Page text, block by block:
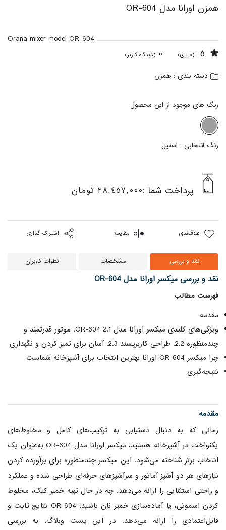
همزن اورانا مدل OR-604
Orana mixer model OR-604
(0 رای) 0 (دیدگاه کاربر)
دسته بندی : همزن
رنگ های موجود از این محصول
رنگ انتخابی : استیل
پرداخت شما :28,457,000 تومان
علاقمندی مقایسه اشتراک گذاری
نقد و بررسی مشخصات نظرات کاربران
نقد و بررسی میکسر اورانا مدل OR-604
فهرست مطالب
مقدمه
ویژگی‌های کلیدی میکسر اورانا مدل OR-604 2.1. موتور قدرتمند و
چندمنظوره 2.2. طراحی کاربرپسند 2.3. آسان برای تمیز کردن و نگهداری
چرا میکسر OR-604 اورانا بهترین انتخاب برای آشپزخانه شماست
نتیجه‌گیری
مقدمه
زمانی که به دنبال دستیابی به ترکیب‌های کامل و مخلوط‌های
یکنواخت در آشپزخانه هستید، میکسر اورانا مدل OR-604 به‌عنوان یک
انتخاب برتر شناخته می‌شود. این میکسر چندمنظوره برای برآورده کردن
نیازهای هر دو آشپز آماتور و سرآشپزهای حرفه‌ای طراحی شده و عملکرد
و راحتی استثنایی را ارائه می‌دهد. چه در حال تهیه خمیر کیک، مخلوط
کردن اسموتی، یا آماده‌سازی خمیر نان باشید، OR-604 نتایج ثابت و
قابل‌اعتمادی را ارائه می‌دهد. در این پست وبلاگ، به بررسی